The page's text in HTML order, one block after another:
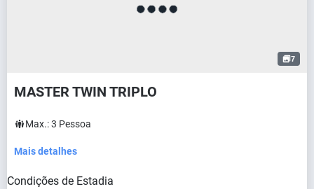
7
MASTER TWIN TRIPLO
Max.:3 Pessoa
Mais detalhes
Condições de Estadia